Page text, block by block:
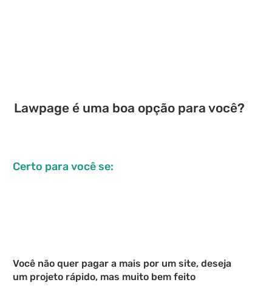
Lawpage é uma boa opção para você?
Certo para você se:
Você não quer pagar a mais por um site, deseja
um projeto rápido, mas muito bem feito